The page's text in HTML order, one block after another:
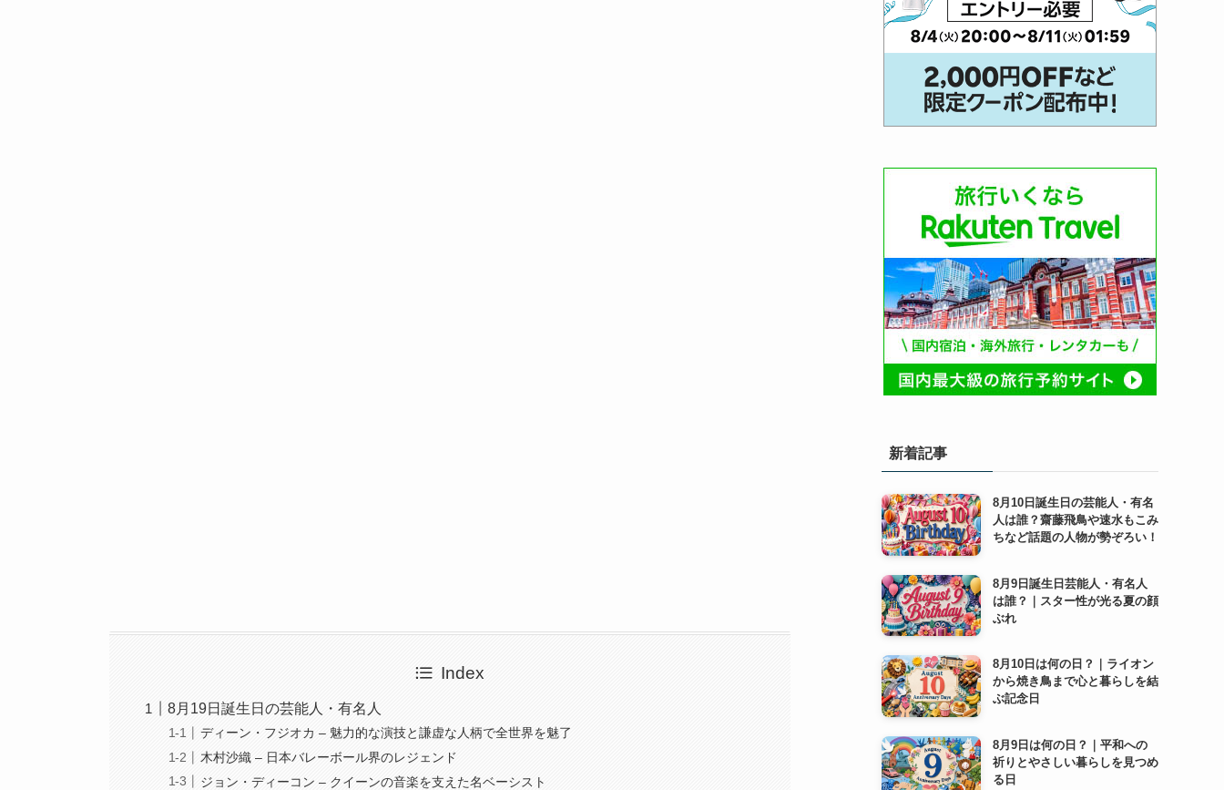
Index
8月19日誕生日の芸能人・有名人
ディーン・フジオカ – 魅力的な演技と謙虚な人柄で全世界を魅了
木村沙織 – 日本バレーボール界のレジェンド
ジョン・ディーコン – クイーンの音楽を支えた名ベーシスト
新着記事
8月10日誕生日の芸能人・有名
人は誰？齋藤飛鳥や速水もこみ
ちなど話題の人物が勢ぞろい！
8月9日誕生日芸能人・有名人
は誰？｜スター性が光る夏の顔
ぶれ
8月10日は何の日？｜ライオン
から焼き鳥まで心と暮らしを結
ぶ記念日
8月9日は何の日？｜平和への
祈りとやさしい暮らしを見つめ
る日